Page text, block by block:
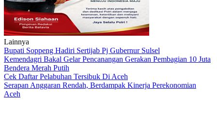
Lainnya
Bupati Soppeng Hadiri Sertijab Pj Gubernur Sulsel
Kemendagri Bakal Gelar Pencanangan Gerakan Pembagian 10 Juta
Bendera Merah Putih
Cek Daftar Pelabuhan Tersibuk Di Aceh
Serapan Anggaran Rendah, Berdampak Kinerja Perekonomian
Aceh